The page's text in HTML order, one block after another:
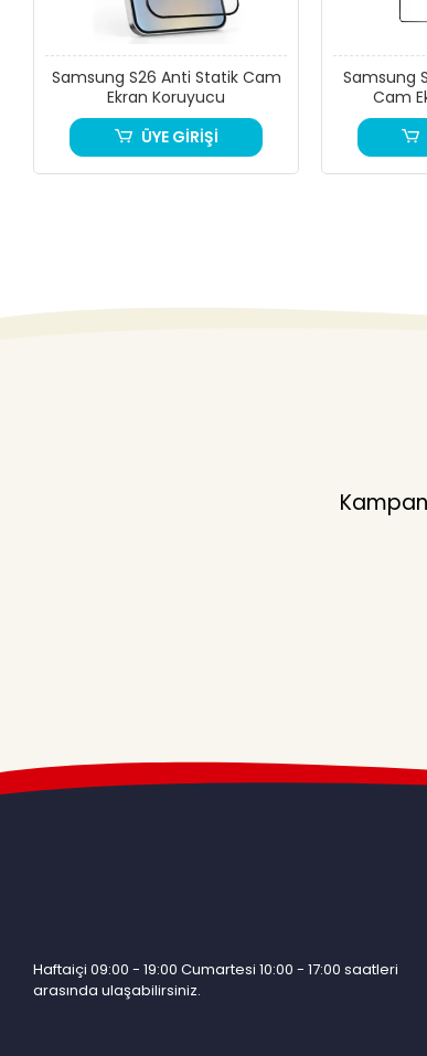
Samsung S26 Anti Statik Cam
Ekran Koruyucu
ÜYE GİRİŞİ
Samsung
Cam
Haftaiçi 09:00 - 19:00 Cumartesi 10:00 - 17:00 saatleri
arasında ulaşabilirsiniz.